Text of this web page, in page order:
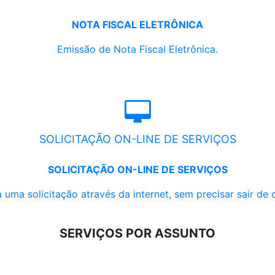
NOTA FISCAL ELETRÔNICA
Emissão de Nota Fiscal Eletrônica.
SOLICITAÇÃO ON-LINE DE SERVIÇOS
SOLICITAÇÃO ON-LINE DE SERVIÇOS
uma solicitação através da internet, sem precisar sair de
SERVIÇOS POR ASSUNTO